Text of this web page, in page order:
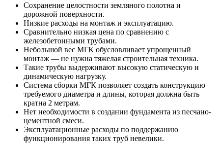
Сохранение целостности земляного полотна и
дорожной поверхности.
Низкие расходы на монтаж и эксплуатацию.
Сравнительно низкая цена по сравнению с
железобетонными трубами.
Небольшой вес МГК обусловливает упрощенный
монтаж — не нужна тяжелая строительная техника.
Такие трубы выдерживают высокую статическую и
динамическую нагрузку.
Система сборки МГК позволяет создать конструкцию
требуемого диаметра и длины, которая должна быть
кратна 2 метрам.
Нет необходимости в создании фундамента из песчано-
цементной смеси.
Эксплуатационные расходы по поддержанию
функционирования таких труб невелики.